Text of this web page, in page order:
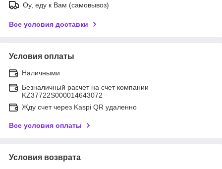
Оу, еду к Вам (самовывоз)
Все условия доставки
Условия оплаты
Наличными
Безналичный расчет на счет компании
KZ37722S000014643072
Жду счет через Kaspi QR удаленно
Все условия оплаты
Условия возврата